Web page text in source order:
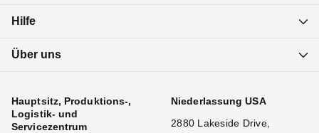
Hilfe
Über uns
Hauptsitz, Produktions-,
Logistik- und
Servicezentrum
Niederlassung USA
2880 Lakeside Drive,